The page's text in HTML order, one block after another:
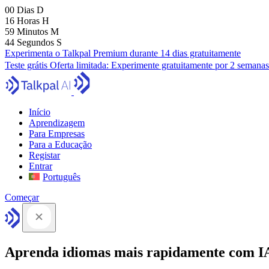
00 Dias D
16 Horas H
59 Minutos M
43 Segundos S
Experimenta o Talkpal Premium durante 14 dias gratuitamente
Teste grátis Oferta limitada: Experimente gratuitamente por 2 semanas
Início
Aprendizagem
Para Empresas
Para a Educação
Registar
Entrar
Português
Começar
Aprenda idiomas mais rapidamente com